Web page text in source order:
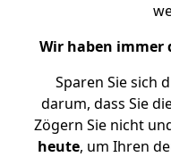
Wir haben immer
Sparen Sie sich
darum, dass Sie
Zögern Sie nicht
heute, um Ihren